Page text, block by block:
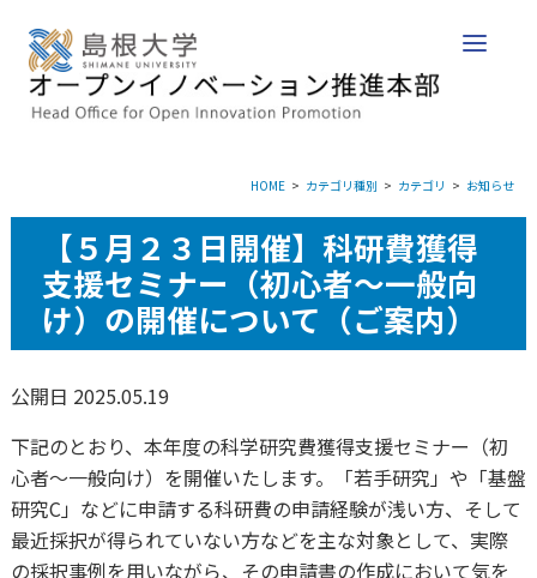
HOME カテゴリ種別 カテゴリ お知らせ
【５月２３日開催】科研費獲得
支援セミナー（初心者～一般向
け）の開催について（ご案内）
公開日 2025.05.19
下記のとおり、本年度の科学研究費獲得支援セミナー（初
心者～一般向け）を開催いたします。「若手研究」や「基盤
研究C」などに申請する科研費の申請経験が浅い方、そして
最近採択が得られていない方などを主な対象として、実際
の採択事例を用いながら、その申請書の作成において気を